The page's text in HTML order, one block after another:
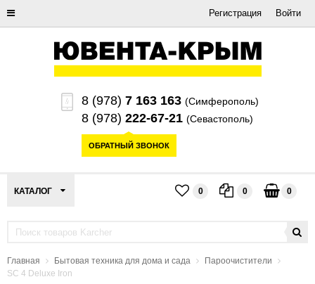
Регистрация Войти
8 (978) 7 163 163 (Симферополь)
8 (978) 222-67-21 (Севастополь)
ОБРАТНЫЙ ЗВОНОК
КАТАЛОГ 0 0 0
Главная Бытовая техника для дома и сада
Пароочистители
SC 4 Deluxe Iron